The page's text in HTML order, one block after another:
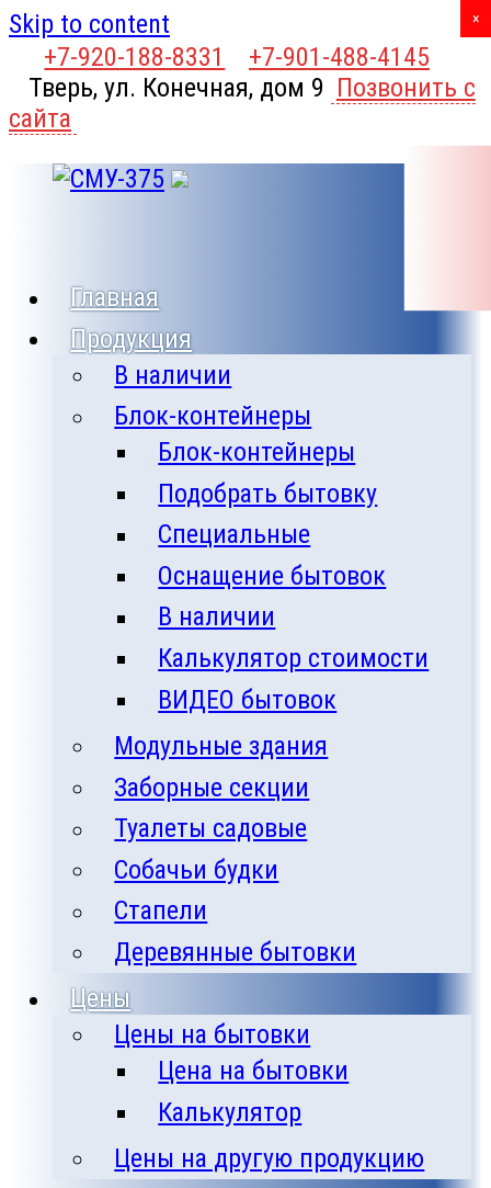
Skip to content
+7-920-188-8331
+7-901-488-4145
Тверь, ул. Конечная, дом 9 Позвонить с
сайта
Главная
Продукция
В наличии
Блок-контейнеры
Блок-контейнеры
Подобрать бытовку
Специальные
Оснащение бытовок
В наличии
Калькулятор стоимости
ВИДЕО бытовок
Модульные здания
Заборные секции
Туалеты садовые
Собачьи будки
Стапели
Деревянные бытовки
Цены
Цены на бытовки
Цена на бытовки
Калькулятор
Цены на другую продукцию
X
×